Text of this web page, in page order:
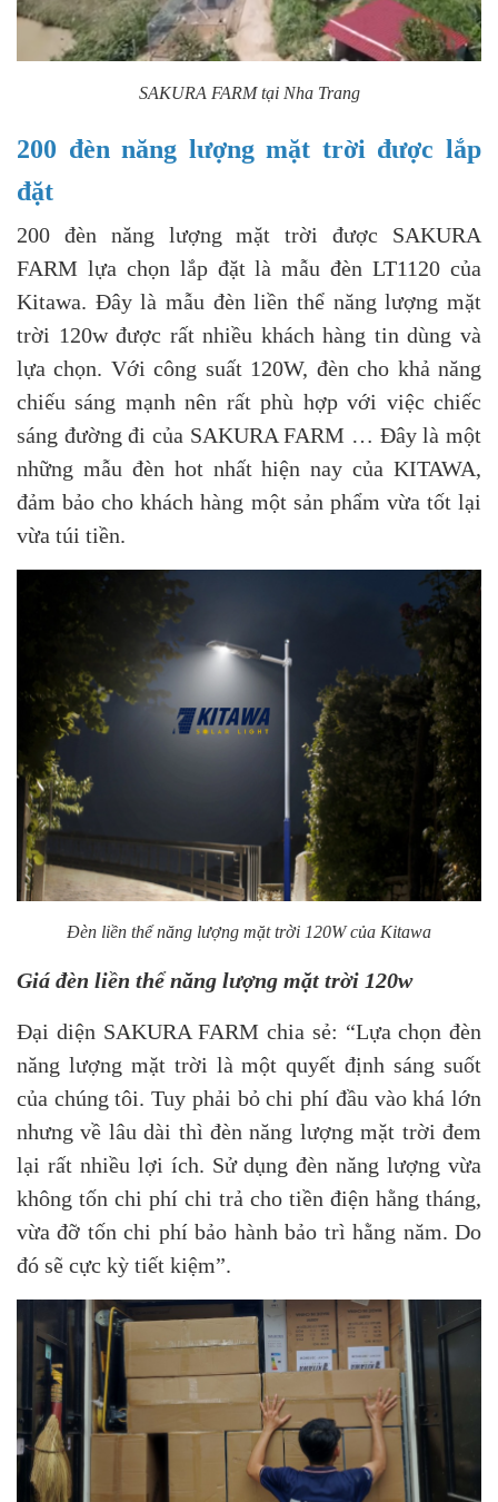
SAKURA FARM tại Nha Trang
200 đèn năng lượng mặt trời được lắp
đặt
200 đèn năng lượng mặt trời được SAKURA
FARM lựa chọn lắp đặt là mẫu đèn LT1120 của
Kitawa. Đây là mẫu đèn liền thể năng lượng mặt
trời 120w được rất nhiều khách hàng tin dùng và
lựa chọn. Với công suất 120W, đèn cho khả năng
chiếu sáng mạnh nên rất phù hợp với việc chiếc
sáng đường đi của SAKURA FARM … Đây là một
những mẫu đèn hot nhất hiện nay của KITAWA,
đảm bảo cho khách hàng một sản phẩm vừa tốt lại
vừa túi tiền.
Đèn liền thể năng lượng mặt trời 120W của Kitawa
Giá đèn liền thể năng lượng mặt trời 120w
Đại diện SAKURA FARM chia sẻ: “Lựa chọn đèn
năng lượng mặt trời là một quyết định sáng suốt
của chúng tôi. Tuy phải bỏ chi phí đầu vào khá lớn
nhưng về lâu dài thì đèn năng lượng mặt trời đem
lại rất nhiều lợi ích. Sử dụng đèn năng lượng vừa
không tốn chi phí chi trả cho tiền điện hằng tháng,
vừa đỡ tốn chi phí bảo hành bảo trì hằng năm. Do
đó sẽ cực kỳ tiết kiệm”.